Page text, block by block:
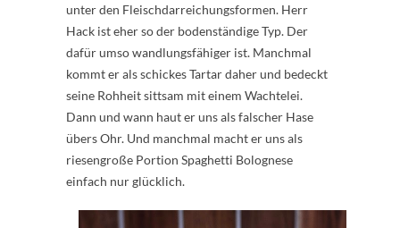
unter den Fleischdarreichungsformen. Herr
Hack ist eher so der bodenständige Typ. Der
dafür umso wandlungsfähiger ist. Manchmal
kommt er als schickes Tartar daher und bedeckt
seine Rohheit sittsam mit einem Wachtelei.
Dann und wann haut er uns als falscher Hase
übers Ohr. Und manchmal macht er uns als
riesengroße Portion Spaghetti Bolognese
einfach nur glücklich.